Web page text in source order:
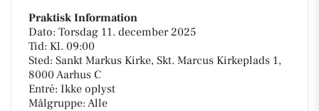
Praktisk Information
Dato: Torsdag 11. december 2025
Tid: Kl. 09:00
Sted: Sankt Markus Kirke, Skt. Marcus Kirkeplads 1,
8000 Aarhus C
Entré: Ikke oplyst
Målgruppe: Alle